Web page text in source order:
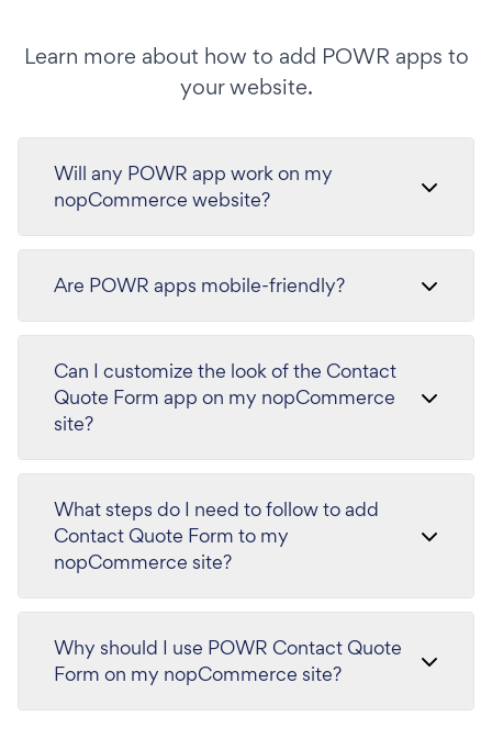
Learn more about how to add POWR apps to
your website.
Will any POWR app work on my
nopCommerce website?
Are POWR apps mobile-friendly?
Can I customize the look of the Contact
Quote Form app on my nopCommerce
site?
What steps do I need to follow to add
Contact Quote Form to my
nopCommerce site?
Why should I use POWR Contact Quote
Form on my nopCommerce site?